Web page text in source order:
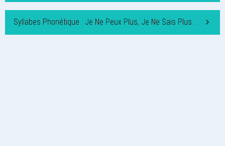
Syllabes Phonétique : Je Ne Peux Plus, Je Ne Sais Plus. .